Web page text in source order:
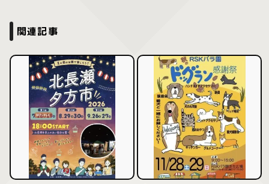
関連記事